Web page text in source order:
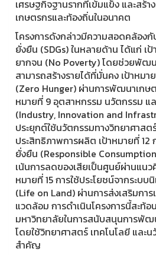
เศรษฐกิจฐานรากที่เข้มแข็ง และสร้า
เกษตรกรและท้องถิ่นในอนาคต
โครงการดังกล่าวมีความสอดคล้อง
ยั่งยืน (SDGs) ในหลายด้าน ได้แก่ เ
ยากจน (No Poverty) โดยช่วยพัฒ
สามารถสร้างรายได้ที่มั่นคง เป้าหม
(Zero Hunger) ผ่านการพัฒนาเกษ
หมายที่ 9 อุตสาหกรรม นวัตกรรม แ
(Industry, Innovation and
ประยุกต์ใช้นวัตกรรมทางวิทยาศาสต
ประสิทธิภาพการผลิต เป้าหมายที่ 12
ยั่งยืน (Responsible
เน้นการลดของเสียเป็นศูนย์ผ่านแนว
หมายที่ 15 การใช้ประโยชน์จากระบบ
(Life on Land) ผ่านการส่งเสริมกา
แวดล้อม การดำเนินโครงการนี้สะท้
มหาวิทยาลัยในการสนับสนุนการพั
โดยใช้วิทยาศาสตร์ เทคโนโลยี และ
สำคัญ